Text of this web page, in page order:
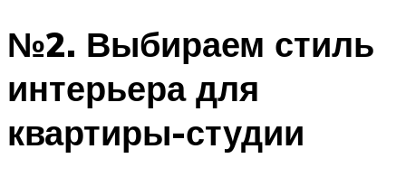
№2. Выбираем стиль
интерьера для
квартиры-студии